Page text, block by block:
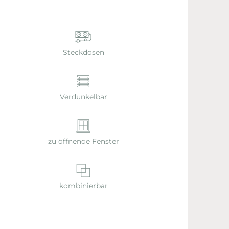
Steckdosen
Verdunkelbar
zu öffnende Fenster
kombinierbar